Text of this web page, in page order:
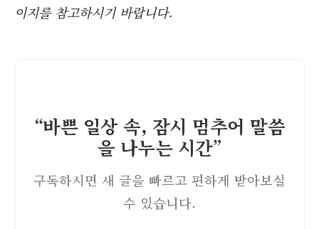
이지를 참고하시기 바랍니다.
“바쁜 일상 속, 잠시 멈추어 말씀
을 나누는 시간”
구독하시면 새 글을 빠르고 편하게 받아보실
수 있습니다.